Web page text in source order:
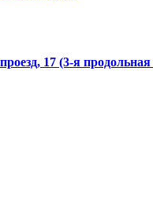
17 (3-я